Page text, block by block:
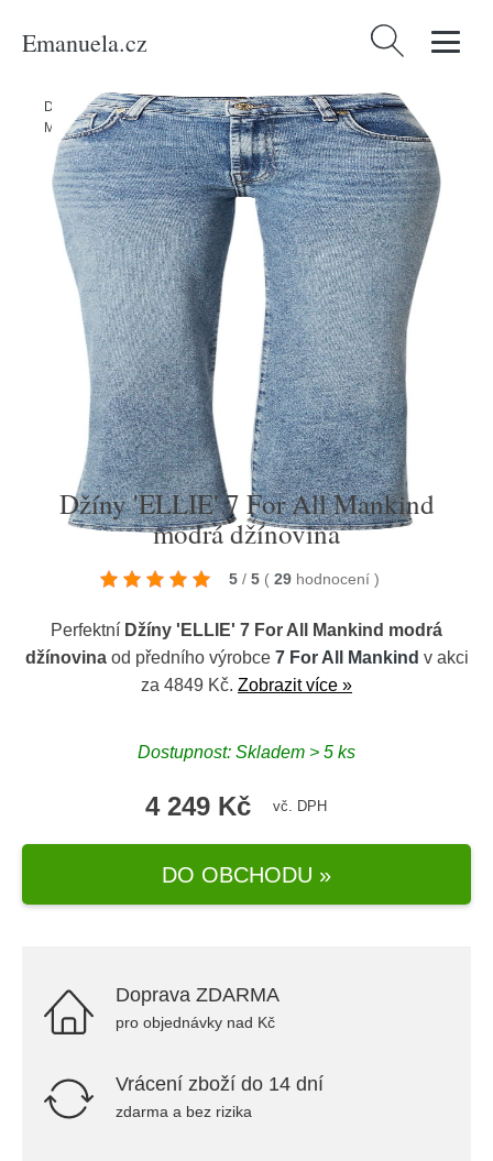
Emanuela.cz Vyhledávání
Domů /Produkty/Ženy/Oblečení/Džíny/Džíny 'ELLIE' 7 For All
Mankind modrá džínovina
Džíny 'ELLIE' 7 For All Mankind
modrá džínovina
5 / 5 ( 29 hodnocení )
Perfektní Džíny 'ELLIE' 7 For All Mankind modrá
džínovinaod předního výrobce 7 For All Mankind v akci
za 4849 Kč. Zobrazit více »
Dostupnost: Skladem > 5 ks
4 249 Kč vč. DPH
DO OBCHODU »
Doprava ZDARMA
pro objednávky nad Kč
Vrácení zboží do 14 dní
zdarma a bez rizika